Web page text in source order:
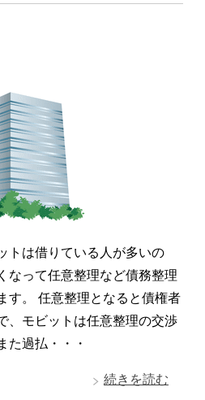
トは借りている人が多いの
なって任意整理など債務整理
す。 任意整理となると債権者
、モビットは任意整理の交渉
た過払・・・
続きを読む